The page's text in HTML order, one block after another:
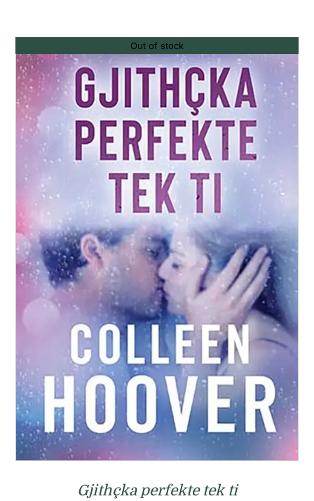
Out of stock
Gjithçka perfekte tek ti